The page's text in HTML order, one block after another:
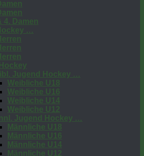
4. Damen
…
Jugend Hockey …
Weibliche U18
Weibliche U16
Weibliche U14
Weibliche U12
Jugend Hockey …
Männliche U18
Männliche U16
Männliche U14
Männliche U12